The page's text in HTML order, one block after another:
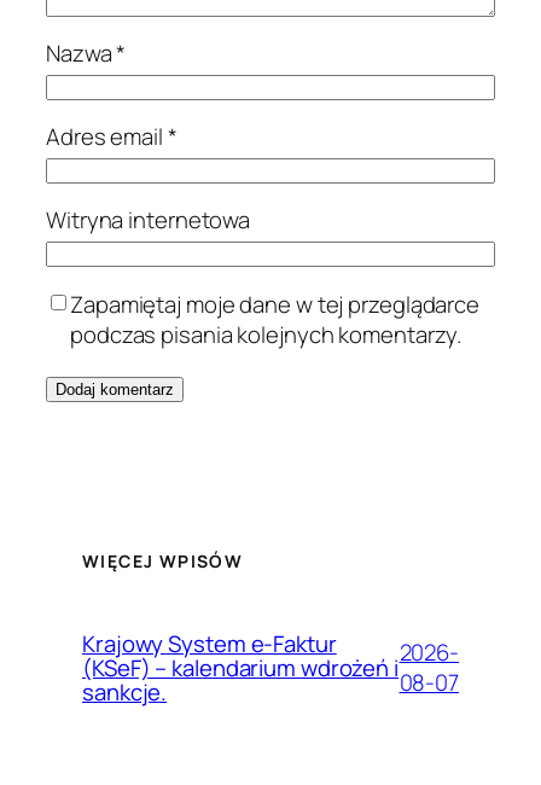
Nazwa*
Adres email*
Witryna internetowa
Zapamiętaj moje dane w tej przeglądarce
podczas pisania kolejnych komentarzy.
WIĘCEJ WPISÓW
Krajowy System e-Faktur
(KSeF) – kalendarium wdrożeń i
sankcje.
2026-
08-07